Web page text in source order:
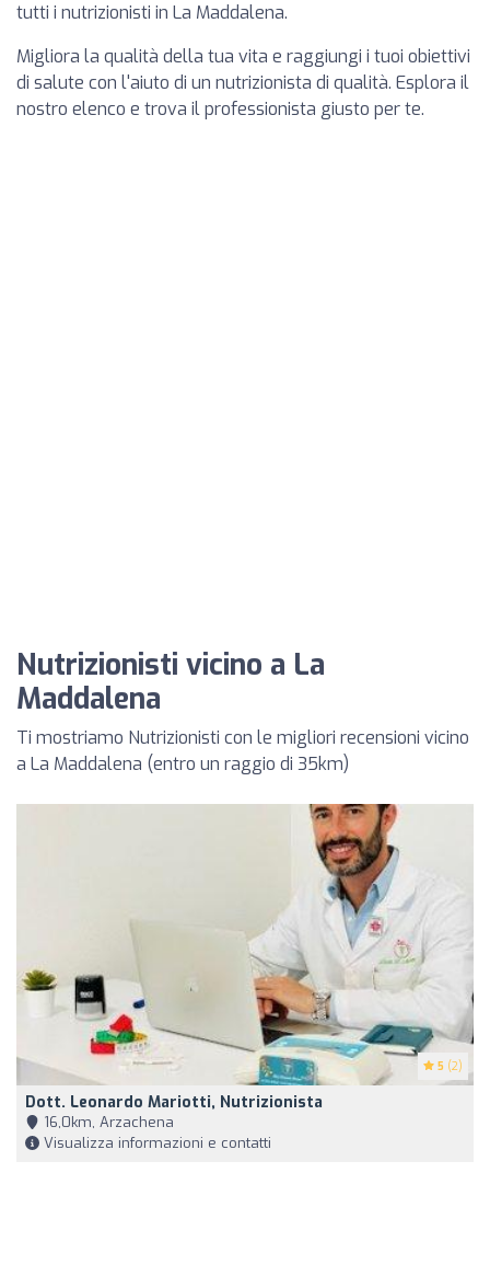
tutti i nutrizionisti in La Maddalena.
Migliora la qualità della tua vita e raggiungi i tuoi obiettivi
di salute con l'aiuto di un nutrizionista di qualità. Esplora il
nostro elenco e trova il professionista giusto per te.
Nutrizionisti vicino a La
Maddalena
Ti mostriamo Nutrizionisti con le migliori recensioni vicino
a La Maddalena (entro un raggio di 35km)
5 (2)
Dott. Leonardo Mariotti, Nutrizionista
16,0km, Arzachena
Visualizza informazioni e contatti